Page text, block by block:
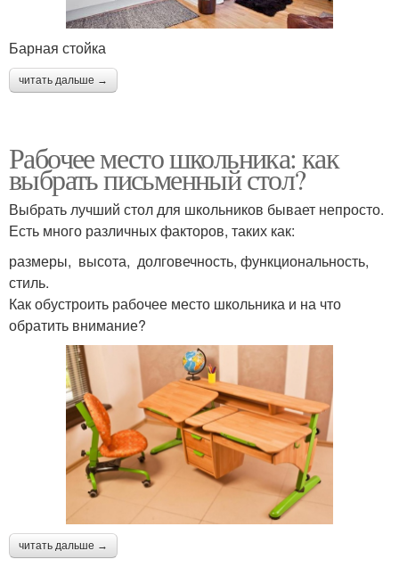
Барная стойка
читать дальше →
Рабочее место школьника: как
выбрать письменный стол?
Выбрать лучший стол для школьников бывает непросто.
Есть много различных факторов, таких как:
размеры, высота, долговечность, функциональность,
стиль.
Как обустроить рабочее место школьника и на что
обратить внимание?
читать дальше →